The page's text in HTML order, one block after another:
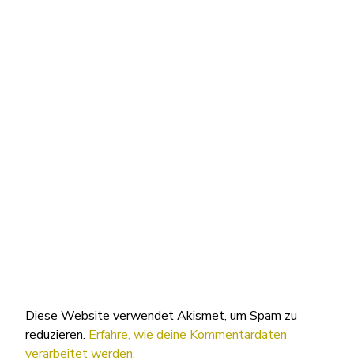
Diese Website verwendet Akismet, um Spam zu
reduzieren. Erfahre, wie deine Kommentardaten
verarbeitet werden.